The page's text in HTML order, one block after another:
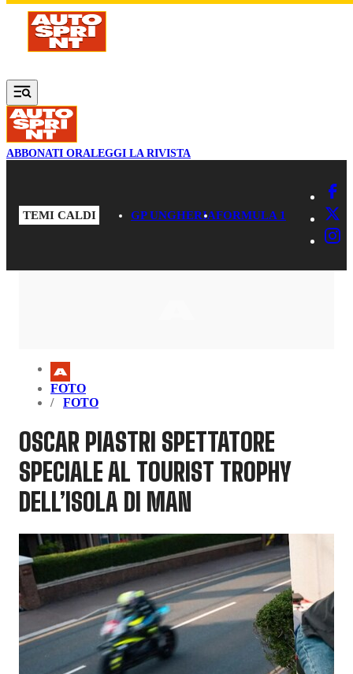
Vai al contenuto principale
ABBONATI ORALEGGI LA RIVISTA
TEMI CALDI GP UNGHERIAFORMULA 1
FOTO
FOTO
OSCAR PIASTRI SPETTATORE
SPECIALE AL TOURIST TROPHY
DELL’ISOLA DI MAN